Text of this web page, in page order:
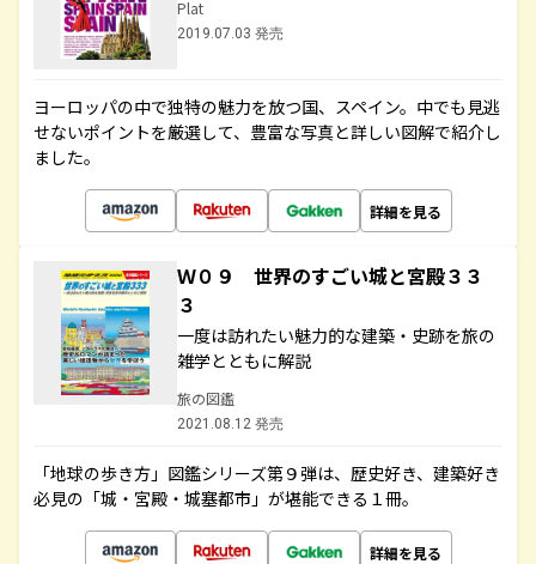
Plat
2019.07.03 発売
ヨーロッパの中で独特の魅力を放つ国、スペイン。中でも見逃
せないポイントを厳選して、豊富な写真と詳しい図解で紹介し
ました。
詳細を見る
Ｗ０９ 世界のすごい城と宮殿３３
３
一度は訪れたい魅力的な建築・史跡を旅の
雑学とともに解説
旅の図鑑
2021.08.12 発売
「地球の歩き方」図鑑シリーズ第９弾は、歴史好き、建築好き
必見の「城・宮殿・城塞都市」が堪能できる１冊。
詳細を見る